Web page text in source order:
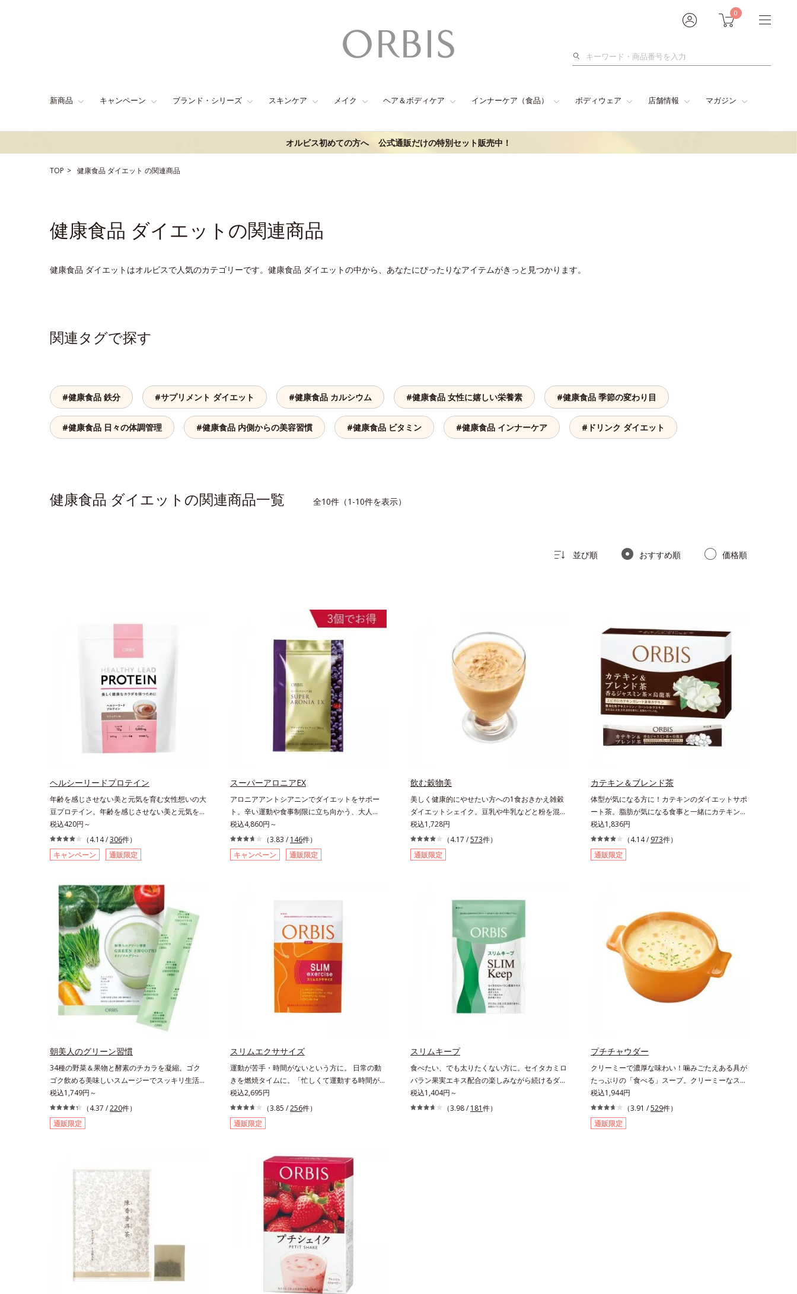
0
検
新商品 キャンペーン ブランド・シリーズ スキンケア メイク ヘア＆ボディケア インナーケア（食品） ボディウェア 店舗情報 マガジン
オルビス初めての方へ 公式通販だけの特別セット販売中！
TOP 健康食品 ダイエット の関連商品
健康食品 ダイエットの関連商品
健康食品 ダイエットはオルビスで人気のカテゴリーです。健康食品 ダイエットの中から、あなたにぴったりなアイテムがきっと見つかります。
関連タグで探す
#健康食品 鉄分 #サプリメント ダイエット #健康食品 カルシウム #健康食品 女性に嬉しい栄養素 #健康食品 季節の変わり目
#健康食品 日々の体調管理 #健康食品 内側からの美容習慣 #健康食品 ビタミン #健康食品 インナーケア #ドリンク ダイエット
健康食品 ダイエットの関連商品一覧 全10件（1-10件を表示）
並び順 おすすめ順 価格順
ヘルシーリードプロテイン
年齢を感じさせない美と元気を育む女性想いの大
豆プロテイン。年齢を感じさせない美と元気を育
む、女性想いの大豆プロテインです。1杯で不足
しがちなたんぱく質を補えます。大人女性の食習
慣に基づき質と量を考え、更年世代の女性に人気
のある脂質が少ないソイプロテイン（大豆由来の
かで、腹持ちがいいのもポイントです。体を作る
材料であるたんぱく質12g(*1)をメインに、美を
引き出すコラーゲン5,000mgも配合。さらにリ
ズムを支える鉄分やビタミン6種(*2)、食物繊維
など、女性が不足しがちな栄養素を豊富に含み、
大人女性の健康美を総合的に支えます。甘さ控え
めのカフェオレ味、濃厚な抹茶味の2味展開。プ
ロテイン独特のにおいやクセが少なく、水に溶け
やすいので、手軽においしくたんぱく質を摂れま
す。*1 1杯分（約27g）当り。コラーゲン含む。
*2 ビタミンB1、B2、B6、B12、ナイアシン、パ
ントテン酸各商品の詳しい情報は商品ページをご
税込420円～
（4.14 /306件）
キャンペーン
通販限定
スーパーアロニアEX
アロニアアントシアニンでダイエットをサポー
ト。辛い運動や食事制限に立ち向かう、大人
の“燃える気持ち”を応援。年齢を重ねるほど、ダ
イエットが続かないと感じる方に。チョークベリ
ーとも呼ばれる東欧産の健康果実アロニアの、ア
ロニアアントシアニンのダイエットサポート力に
り、その特有成分を抽出。安定して一定量配合で
きるよう、規格化しました。オルビスのアロニア
シリーズNo.1の配合量を誇る、アロニアアント
シアニン30mg(*)を含有。さらに年齢ダイエッタ
ーをサポートする成分として、研究チームが400
種以上の植物エキスを試してたどり着いたオリー
ブ葉エキスと、古くからぽかぽか成分として重宝
されてきたブラックジンジャー、ケイヒも配合し
ました。大人のやる気を燃やし、年齢ダイエット
ロニアアントシアニン30mgが含有されています
税込4,860円～
（3.83 / 146件）
キャンペーン
通販限定
飲む穀物美
美しく健康的にやせたい方への1食おきかえ雑穀
ダイエットシェイク。豆乳や牛乳などと粉を混ぜ
るだけで簡単、1食おきかえ雑穀ダイエットシェ
イクです。サクサクッと噛める食感豊かな大豆フ
レークが、噛むことで食欲を満たしてくれます。
さらに腹もちが良い食物繊維のグルコマンナンが
サポートします！黒糖きなこ味（カロリー
92kcal ※1食分・本品粉末のみ）やさしい甘さの
黒糖とほのかに香るきなこが溶け合う幸せな味わ
い。たっぷり飲んでも飽きないおいしさです。
税込1,728円
（4.17 /573件）
通販限定
カテキン＆ブレンド茶
体型が気になる方に！カテキンのダイエットサポ
ート茶。脂肪が気になる食事と一緒にカテキン
を。さらに、食物繊維とコーンシルクエキスで、
ぽっこりやからだの巡りをケア。カテキン・コー
ンシルク・食物繊維のトリプルパワーがダイエッ
トをサポートします。
税込1,836円
（4.14 / 973件）
通販限定
朝美人のグリーン習慣
34種の野菜＆果物と酵素のチカラを凝縮。ゴク
ゴク飲める美味しいスムージーでスッキリ生活を
サポート。酵素と野菜＆果物のパワーで、スッキ
リ生活を応援する、粉末状の酵素スムージーで
す。赤米や大麦などの9種の素材を、黒・黄・白
の3種の麹で発酵させ粉末化。さらに酵素含有キ
菜など、厳選した34種の野菜と果物もたっぷり
入っており、いろいろな素材を手軽に摂取できま
す。やすらぎのローズマリーとペパーミントの2
種のハーブも入っています。豆乳または水と混ぜ
るだけの簡単スムージーを毎朝の習慣にして、ス
ッキリ健康＆キレイな毎日を。
税込1,749円～
（4.37 /220件）
通販限定
スリムエクササイズ
運動が苦手・時間がないという方に。 日常の動
きを燃焼タイムに。「忙しくて運動する時間がな
い」「生活を変えずにやせたい」といった声に応
えて、「L－カルニチン」を4粒に500mg配合し
ました。カルニチンは肉類に豊富に含まれ、軽や
かな動きをサポートする成分。通勤や家事など日
率よくウエイトダウン＆体型キープを目指しま
す。さらにL-カルニチンの働きを助ける「茶カテ
キン」、「オクタコサノール」、ダイエットにも
健康にも欠かせない「ビタミンB2」の成分が効
率よいダイエットをパワフルにサポートします。
税込2,695円
（3.85 /256件）
通販限定
スリムキープ
食べたい、でも太りたくない方に。セイタカミロ
バラン果実エキス配合の楽しみながら続けるダイ
エット応援サプリ。ダイエット中なのに食欲を抑
えきれずついつい食べ過ぎてしまう時、どうして
税込1,404円～
（3.98 / 181件）
プチチャウダー
クリーミーで濃厚な味わい！噛みごたえある具が
たっぷりの「食べる」スープ。クリーミーなスー
プに大粒コーンやクルトン、鶏肉のような食感の
大豆たんぱくなど、具だくさんの「食べる」スー
プです。ボリューム感のある食べごたえで、お腹
にしっかりたまります。また、ハリとぷるぷる感
税込1,944円
（3.91 /529件）
通販限定